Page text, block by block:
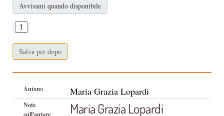
Avvisami quando disponibile
Salva per dopo
Autore: Maria Grazia Lopardi
Note
sull'autore
Maria Grazia Lopardi